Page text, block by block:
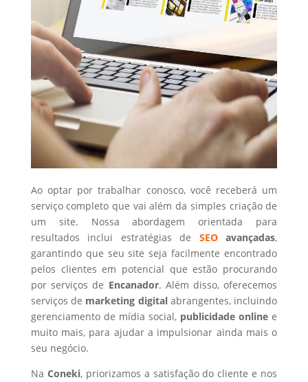
Ao optar por trabalhar conosco, você receberá um
serviço completo que vai além da simples criação de
um site. Nossa abordagem orientada para
resultados inclui estratégias de SEOavançadas,
garantindo que seu site seja facilmente encontrado
pelos clientes em potencial que estão procurando
por serviços de Encanador. Além disso, oferecemos
serviços de marketing digital abrangentes, incluindo
gerenciamento de mídia social, publicidade online e
muito mais, para ajudar a impulsionar ainda mais o
seu negócio.
Na Coneki, priorizamos a satisfação do cliente e nos